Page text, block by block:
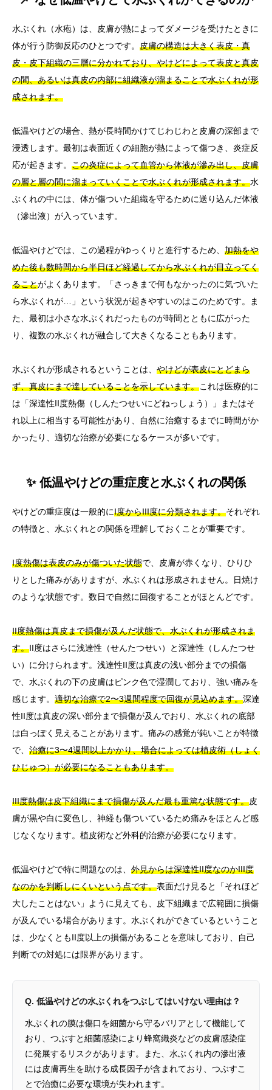
水ぶくれ（水疱）は、皮膚が熱によってダメージを受けたときに
体が行う防御反応のひとつです。 皮膚の構造は大きく表皮・真
皮・皮下組織の三層に分かれており、やけどによって表皮と真皮
の間、あるいは真皮の内部に組織液が溜まることで水ぶくれが形
成されます。
低温やけどの場合、熱が長時間かけてじわじわと皮膚の深部まで
浸透します。最初は表面近くの細胞が熱によって傷つき、炎症反
応が起きます。 この炎症によって血管から体液が滲み出し、皮膚
の層と層の間に溜まっていくことで水ぶくれが形成されます。水
ぶくれの中には、体が傷ついた組織を守るために送り込んだ体液
（滲出液）が入っています。
低温やけどでは、この過程がゆっくりと進行するため、 加熱をや
めた後も数時間から半日ほど経過してから水ぶくれが目立ってく
ることがよくあります。「さっきまで何もなかったのに気づいた
ら水ぶくれが…」という状況が起きやすいのはこのためです。ま
た、最初は小さな水ぶくれだったものが時間とともに広がった
り、複数の水ぶくれが融合して大きくなることもあります。
水ぶくれが形成されるということは、 やけどが表皮にとどまら
ず、真皮にまで達していることを示しています。これは医療的に
は「深達性II度熱傷（しんたつせいにどねっしょう）」またはそ
れ以上に相当する可能性があり、自然に治癒するまでに時間がか
かったり、適切な治療が必要になるケースが多いです。
✨ 低温やけどの重症度と水ぶくれの関係
やけどの重症度は一般的にI度からIII度に分類されます。それぞれ
の特徴と、水ぶくれとの関係を理解しておくことが重要です。
I度熱傷は表皮のみが傷ついた状態で、皮膚が赤くなり、ひりひ
りとした痛みがありますが、水ぶくれは形成されません。日焼け
のような状態です。数日で自然に回復することがほとんどです。
II度熱傷は真皮まで損傷が及んだ状態で、水ぶくれが形成されま
す。II度はさらに浅達性（せんたつせい）と深達性（しんたつせ
い）に分けられます。浅達性II度は真皮の浅い部分までの損傷
で、水ぶくれの下の皮膚はピンク色で湿潤しており、強い痛みを
感じます。 適切な治療で2〜3週間程度で回復が見込めます。深達
性II度は真皮の深い部分まで損傷が及んでおり、水ぶくれの底部
は白っぽく見えることがあります。痛みの感覚が鈍いことが特徴
で、 治癒に3〜4週間以上かかり、場合によっては植皮術（しょく
ひじゅつ）が必要になることもあります。
III度熱傷は皮下組織にまで損傷が及んだ最も重篤な状態です。皮
膚が黒や白に変色し、神経も傷ついているため痛みをほとんど感
じなくなります。植皮術など外科的治療が必要になります。
低温やけどで特に問題なのは、 外見からは深達性II度なのかIII度
なのかを判断しにくいという点です。表面だけ見ると「それほど
大したことはない」ように見えても、皮下組織まで広範囲に損傷
が及んでいる場合があります。水ぶくれができているということ
は、少なくともII度以上の損傷があることを意味しており、自己
判断での対処には限界があります。
Q. 低温やけどの水ぶくれをつぶしてはいけない理由は？
水ぶくれの膜は傷口を細菌から守るバリアとして機能して
おり、つぶすと細菌感染により蜂窩織炎などの皮膚感染症
に発展するリスクがあります。また、水ぶくれ内の滲出液
には皮膚再生を助ける成長因子が含まれており、つぶすこ
とで治癒に必要な環境が失われます。